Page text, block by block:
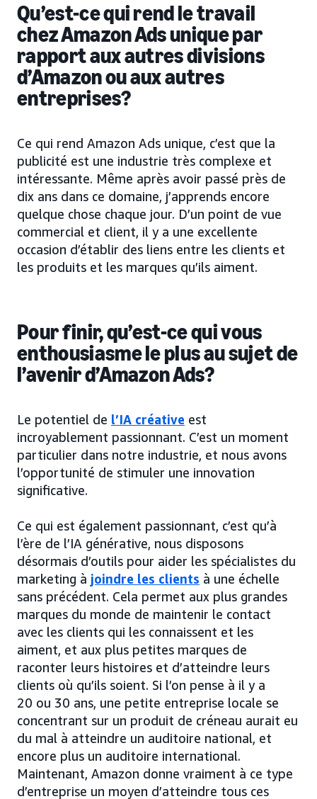
Qu’est-ce qui rend le travail
chez Amazon Adsuniquepar
rapport aux autres divisions
d’Amazon ou aux autres
entreprises?
Ce qui rend Amazon Ads unique, c’est que la
publicité est une industrie très complexe et
intéressante. Même après avoir passé près de
dix ans dans ce domaine, j’apprends encore
quelque chose chaque jour. D’un point de vue
commercial et client, il y a une excellente
occasion d’établir des liens entre les clients et
les produits et les marques qu’ils aiment.
Pour finir,qu’est-ce qui vous
enthousiasme le plusau sujet de
l’avenir d’Amazon Ads?
Le potentiel de l’IA créative est
incroyablement passionnant. C’est un moment
particulier dans notre industrie, et nous avons
l’opportunité de stimuler une innovation
significative.
Ce qui est également passionnant, c’est qu’à
l’ère de l’IA générative, nous disposons
désormais d’outils pour aider les spécialistes du
marketing à joindre les clients à une échelle
sans précédent. Cela permet aux plus grandes
marques du monde de maintenir le contact
avec les clients qui les connaissent et les
aiment, et aux plus petites marques de
raconter leurs histoires et d’atteindre leurs
clients où qu’ils soient. Si l’on pense à il y a
20 ou 30 ans, une petite entreprise locale se
concentrant sur un produit de créneau aurait eu
du mal à atteindre un auditoire national, et
encore plus un auditoire international.
Maintenant, Amazon donne vraiment à ce type
d’entreprise un moyen d’atteindre tous ces